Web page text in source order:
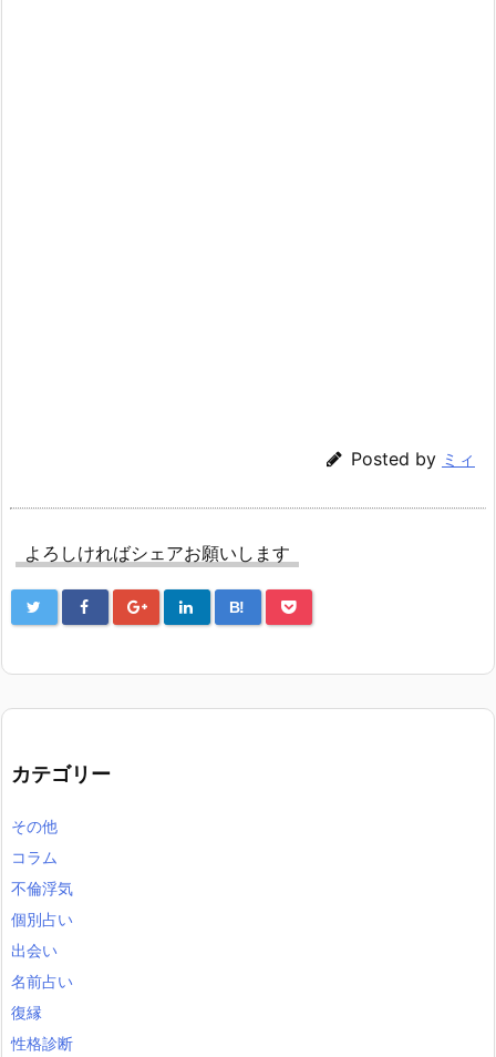
Posted by ミィ
よろしければシェアお願いします
B!
カテゴリー
その他
コラム
不倫浮気
個別占い
出会い
名前占い
復縁
性格診断